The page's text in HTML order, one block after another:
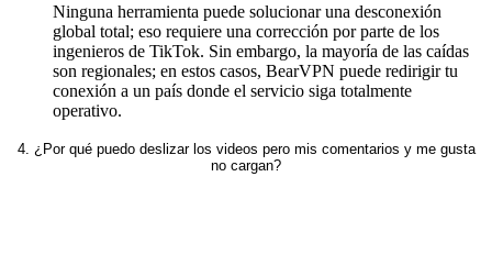
Ninguna herramienta puede solucionar una desconexión
global total; eso requiere una corrección por parte de los
ingenieros de TikTok. Sin embargo, la mayoría de las caídas
son regionales; en estos casos, BearVPN puede redirigir tu
conexión a un país donde el servicio siga totalmente
operativo.
4. ¿Por qué puedo deslizar los videos pero mis comentarios y me gusta
no cargan?